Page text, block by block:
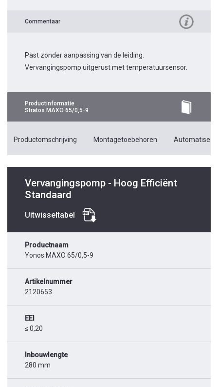
Commentaar
Past zonder aanpassing van de leiding.
Vervangingspomp uitgerust met temperatuursensor.
Productinformatie
Stratos MAXO 65/0,5-9
Productomschrijving Montagetoebehoren
Vervangingspomp - Hoog Efficiënt
Standaard
Uitwisseltabel
Productnaam
Yonos MAXO 65/0,5-9
Artikelnummer
2120653
EEI
≤ 0,20
Inbouwlengte
280 mm